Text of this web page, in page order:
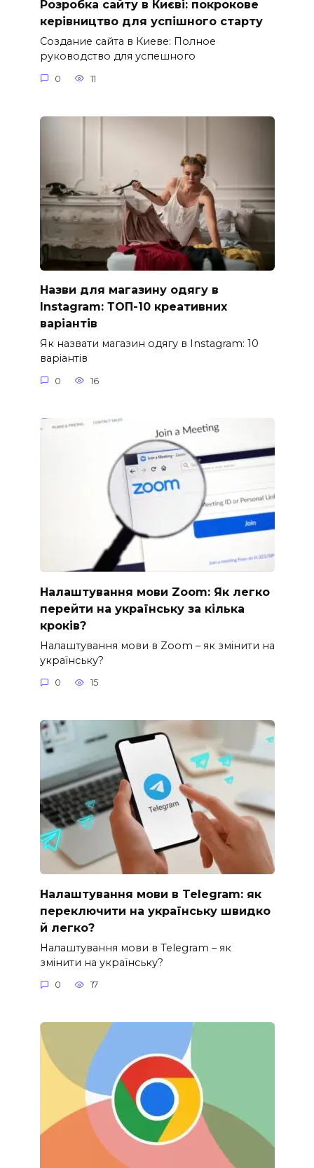
Розробка сайту в Києві: покрокове
керівництво для успішного старту
Создание сайта в Киеве: Полное
руководство для успешного
0 11
Назви для магазину одягу в
Instagram: ТОП-10 креативних
варіантів
Як назвати магазин одягу в Instagram: 10
варіантів
0 16
Налаштування мови Zoom: Як легко
перейти на українську за кілька
кроків?
Налаштування мови в Zoom – як змінити на
українську?
0 15
Налаштування мови в Telegram: як
переключити на українську швидко
й легко?
Налаштування мови в Telegram – як
змінити на українську?
0 17